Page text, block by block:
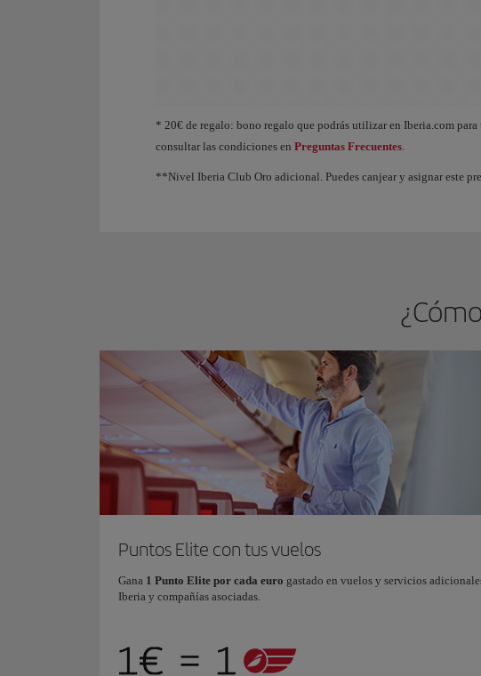
* 20€ de regalo: bono regalo que podrás utilizar en Iberia.com
consultar las condiciones en Preguntas Frecuentes
**Nivel Iberia Club Oro adicional. Puedes canjear y asignar este
Puntos Elite con tus vuelos
Gana 1 Punto Elite por cada euro gastado en vuelos y servicios
Iberia y compañías asociadas.